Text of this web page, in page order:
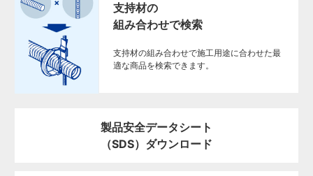
支持材の
組み合わせで検索
支持材の組み合わせで施工用途に合わせた最
適な商品を検索できます。
製品安全データシート
（SDS）ダウンロード